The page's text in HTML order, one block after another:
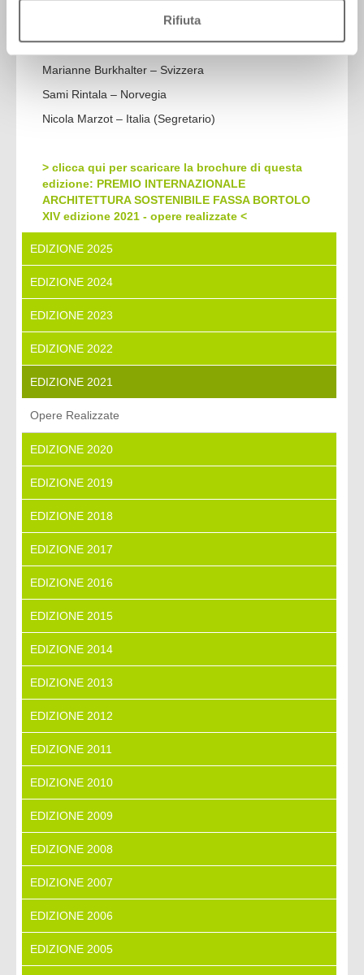
Rifiuta
Thomas Herzog – Germania (Presidente)
Marianne Burkhalter – Svizzera
Sami Rintala – Norvegia
Nicola Marzot – Italia (Segretario)
> clicca qui per scaricare la brochure di questa
edizione: PREMIO INTERNAZIONALE
ARCHITETTURA SOSTENIBILE FASSA BORTOLO
XIV edizione 2021 - opere realizzate <
EDIZIONE 2025
EDIZIONE 2024
EDIZIONE 2023
EDIZIONE 2022
EDIZIONE 2021
Opere Realizzate
EDIZIONE 2020
EDIZIONE 2019
EDIZIONE 2018
EDIZIONE 2017
EDIZIONE 2016
EDIZIONE 2015
EDIZIONE 2014
EDIZIONE 2013
EDIZIONE 2012
EDIZIONE 2011
EDIZIONE 2010
EDIZIONE 2009
EDIZIONE 2008
EDIZIONE 2007
EDIZIONE 2006
EDIZIONE 2005